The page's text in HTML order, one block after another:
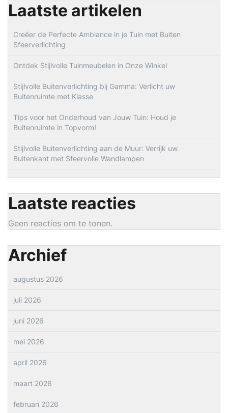
Laatste artikelen
Creëer de Perfecte Ambiance in je Tuin met Buiten
Sfeerverlichting
Ontdek Stijlvolle Tuinmeubelen in Onze Winkel
Stijlvolle Buitenverlichting bij Gamma: Verlicht uw
Buitenruimte met Klasse
Tips voor het Onderhoud van Jouw Tuin: Houd je
Buitenruimte in Topvorm!
Stijlvolle Buitenverlichting aan de Muur: Verrijk uw
Buitenkant met Sfeervolle Wandlampen
Laatste reacties
Geen reacties om te tonen.
Archief
augustus 2026
juli 2026
juni 2026
mei 2026
april 2026
maart 2026
februari 2026